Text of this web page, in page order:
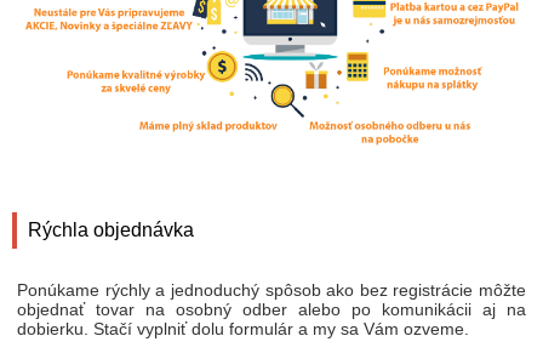
Rýchla objednávka
Ponúkame rýchly a jednoduchý spôsob ako bez registrácie môžte
objednať tovar na osobný odber alebo po komunikácii aj na
dobierku. Stačí vyplniť dolu formulár a my sa Vám ozveme.